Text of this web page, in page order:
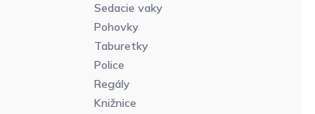
Sedacie vaky
Pohovky
Taburetky
Police
Regály
Knižnice